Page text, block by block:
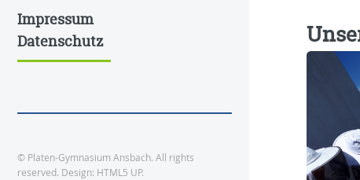
Impressum
Datenschutz
© Platen-Gymnasium Ansbach. All rights
reserved. Design: HTML5 UP.